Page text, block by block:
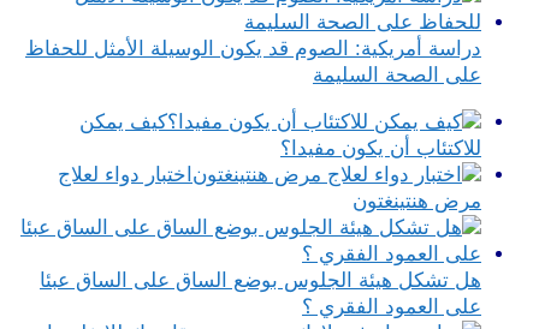
دراسة أمريكية: الصوم قد يكون الوسيلة الأمثل للحفاظ
على الصحة السليمة
كيف يمكن
للاكتئاب أن يكون مفيدا؟
اختبار دواء لعلاج
مرض هنتينغتون
هل تشكل هيئة الجلوس بوضع الساق على الساق عبئا
على العمود الفقري ؟